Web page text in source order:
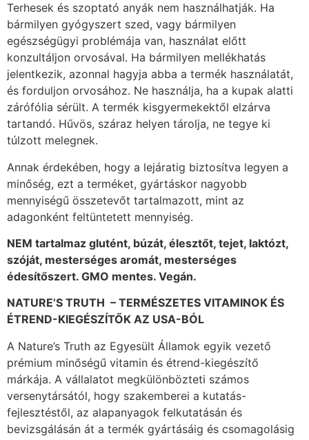
Terhesek és szoptató anyák nem használhatják. Ha
bármilyen gyógyszert szed, vagy bármilyen
egészségügyi problémája van, használat előtt
konzultáljon orvosával. Ha bármilyen mellékhatás
jelentkezik, azonnal hagyja abba a termék használatát,
és forduljon orvosához. Ne használja, ha a kupak alatti
zárófólia sérült. A termék kisgyermekektől elzárva
tartandó. Hűvös, száraz helyen tárolja, ne tegye ki
túlzott melegnek.
Annak érdekében, hogy a lejáratig biztosítva legyen a
minőség, ezt a terméket, gyártáskor nagyobb
mennyiségű összetevőt tartalmazott, mint az
adagonként feltüntetett mennyiség.
NEM tartalmaz glutént, búzát, élesztőt, tejet, laktózt,
szóját, mesterséges aromát, mesterséges
édesítőszert. GMO mentes. Vegán.
NATURE’S TRUTH – TERMÉSZETES VITAMINOK ÉS
ÉTREND-KIEGÉSZÍTŐK AZ USA-BÓL
A Nature’s Truth az Egyesült Államok egyik vezető
prémium minőségű vitamin és étrend-kiegészítő
márkája. A vállalatot megkülönbözteti számos
versenytársától, hogy szakemberei a kutatás-
fejlesztéstől, az alapanyagok felkutatásán és
bevizsgálásán át a termék gyártásáig és csomagolásig